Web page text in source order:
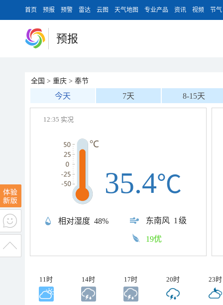
首页 预报 预警 雷达 云图 天气地图 专业产品 资讯 视频 节气
预报
全国 > 重庆 > 奉节
今天 7天 8-15天
12:35 实况
相对湿度 48% 东南风 1级
35.4℃
19优
11时 14时 17时 20时 23时